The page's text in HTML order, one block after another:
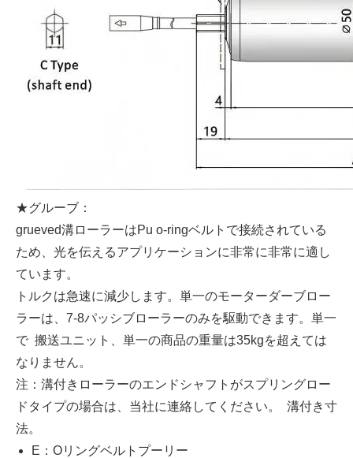
★グルーブ：
grueved溝ローラーはPu o-ringベルトで接続されている
ため、光を伝えるアプリケーションに非常に非常に適し
ています。
トルクは急速に減少します。単一のモーターダーブロー
ラーは、7-8パッシブローラーのみを駆動できます。単一
で 搬送ユニット、単一の商品の重量は35kgを超えては
なりません。
注：溝付きローラーのエンドシャフトがスプリングロー
ドタイプの場合は、当社に連絡してください。 溝付き寸
法。
E：Oリングベルトプーリー